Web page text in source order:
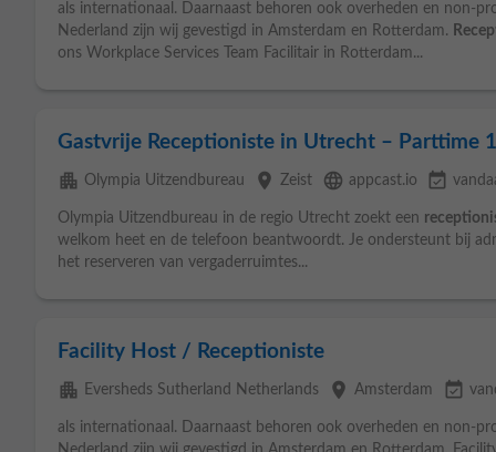
als internationaal. Daarnaast behoren ook overheden en non-
Nederland zijn wij gevestigd in Amsterdam en Rotterdam.
ons Workplace Services Team Facilitair in Rotterdam...
Gastvrije Receptioniste in Utrecht – Parttime
apartment Olympia Uitzendbureau place Zeist language appcast.io event_available
Olympia Uitzendbureau in de regio Utrecht zoekt een
welkom heet en de telefoon beantwoordt. Je ondersteunt bij
het reserveren van vergaderruimtes...
Facility Host / Receptioniste
apartment Eversheds Sutherland Netherlands place Amsterdam event_available
als internationaal. Daarnaast behoren ook overheden en non-